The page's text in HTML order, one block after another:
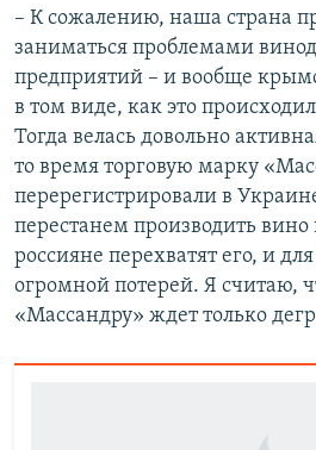
– К сожалению, наша страна
заниматься проблемами
предприятий – и вообще
в том виде, как это
Тогда велась довольно
то время торговую марку
перерегистрировали в
перестанем производить
россияне перехватят его, и
огромной потерей. Я считаю,
«Массандру» ждет только